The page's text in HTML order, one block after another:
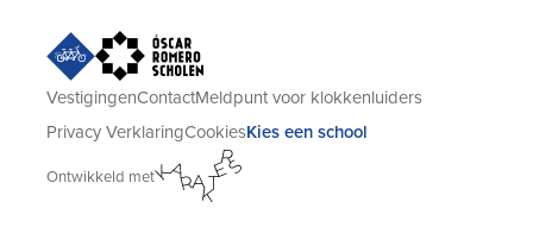
VBS Lebbeke
VBS Lebbeke
VestigingenContactMeldpunt voor klokkenluiders
Privacy VerklaringCookiesKies een school
Karakters